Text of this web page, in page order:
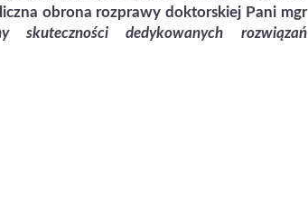
obrona rozprawy doktorskiej Pani mgr
skuteczności dedykowanych rozwiązań